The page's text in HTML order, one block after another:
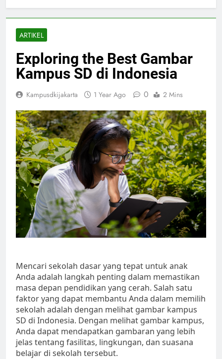
ARTIKEL
Exploring the Best Gambar
Kampus SD di Indonesia
Kampusdkijakarta 1 Year Ago 0 2 Mins
Mencari sekolah dasar yang tepat untuk anak
Anda adalah langkah penting dalam memastikan
masa depan pendidikan yang cerah. Salah satu
faktor yang dapat membantu Anda dalam memilih
sekolah adalah dengan melihat gambar kampus
SD di Indonesia. Dengan melihat gambar kampus,
Anda dapat mendapatkan gambaran yang lebih
jelas tentang fasilitas, lingkungan, dan suasana
belajar di sekolah tersebut.